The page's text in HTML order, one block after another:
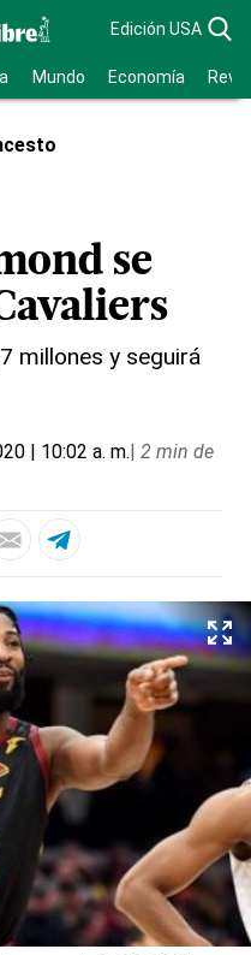
Edición USA
Mundo Economía
se
millones y seguirá
| 10:02 a. m.| 2 min de